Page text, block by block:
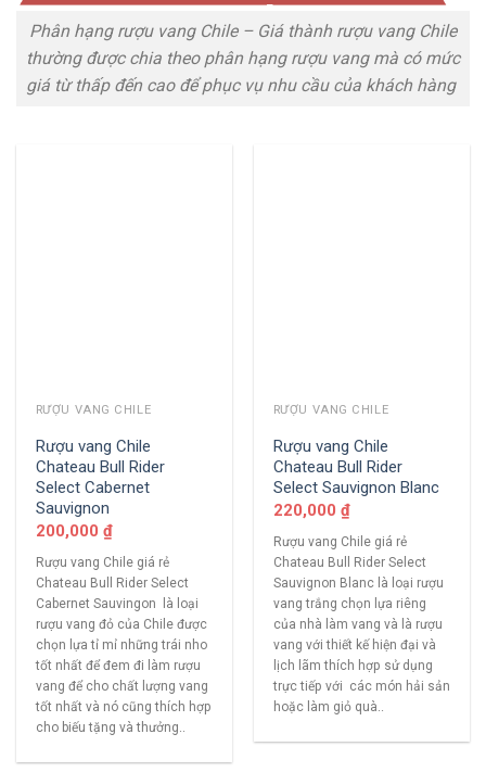
Phân hạng rượu vang Chile – Giá thành rượu vang Chile
thường được chia theo phân hạng rượu vang mà có mức
giá từ thấp đến cao để phục vụ nhu cầu của khách hàng
RƯỢU VANG CHILE
Rượu vang Chile
Chateau Bull Rider
Select Cabernet
Sauvignon
200,000 ₫
Rượu vang Chile giá rẻ
Chateau Bull Rider Select
Cabernet Sauvingon là loại
rượu vang đỏ của Chile được
chọn lựa tỉ mỉ những trái nho
tốt nhất để đem đi làm rượu
vang để cho chất lượng vang
tốt nhất và nó cũng thích hợp
cho biếu tặng và thưởng..
RƯỢU VANG CHILE
Rượu vang Chile
Chateau Bull Rider
Select Sauvignon Blanc
220,000 ₫
Rượu vang Chile giá rẻ
Chateau Bull Rider Select
Sauvignon Blanc là loại rượu
vang trắng chọn lựa riêng
của nhà làm vang và là rượu
vang với thiết kế hiện đại và
lịch lãm thích hợp sử dụng
trực tiếp với các món hải sản
hoặc làm giỏ quà..